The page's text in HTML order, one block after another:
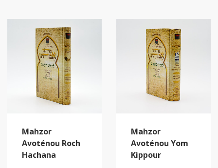
Mahzor
Avoténou Roch
Hachana
Mahzor
Avoténou Yom
Kippour